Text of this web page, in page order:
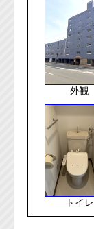
外観
トイレ